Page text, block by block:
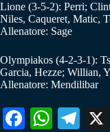
Lione (3-5-2): Perri;
Niles, Caqueret, Matic,
Allenatore: Sage
Olympiakos (4-2-3-1):
Garcia, Hezze; Willian,
Allenatore: Mendilibar
Fa W
Te